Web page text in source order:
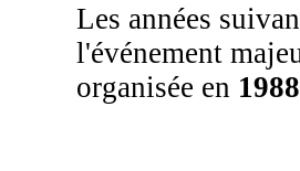
Les années
l'événement
organisée en 1988